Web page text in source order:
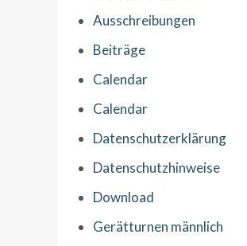
Ausschreibungen
Beiträge
Calendar
Calendar
Datenschutzerklärung
Datenschutzhinweise
Download
Gerätturnen männlich